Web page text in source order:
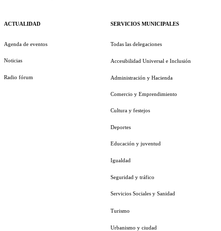
ACTUALIDAD
Agenda de eventos
Noticias
Radio fórum
SERVICIOS MUNICIPALES
Todas las delegaciones
Accesibilidad Universal e Inclusión
Administración y Hacienda
Comercio y Emprendimiento
Cultura y festejos
Deportes
Educación y juventud
Igualdad
Seguridad y tráfico
Servicios Sociales y Sanidad
Turismo
Urbanismo y ciudad